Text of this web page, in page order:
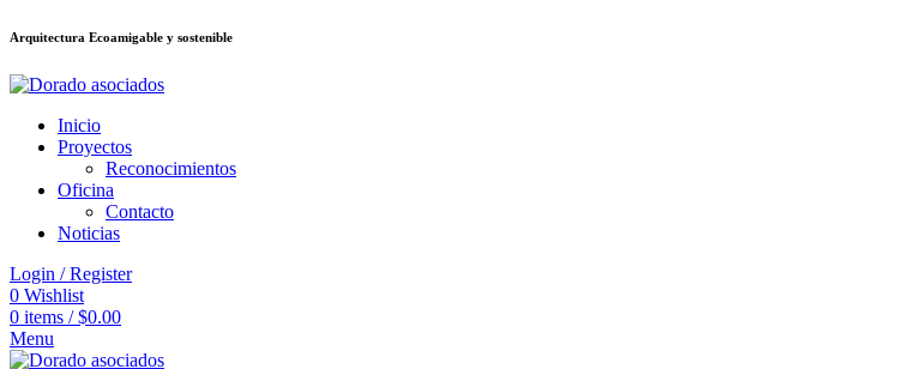
bonusu veren sitelerbetsmove
Arquitectura Ecoamigable y sostenible
Inicio
Proyectos
Reconocimientos
Oficina
Contacto
Noticias
Login / Register
0 Wishlist
0 items / $0.00
Menu